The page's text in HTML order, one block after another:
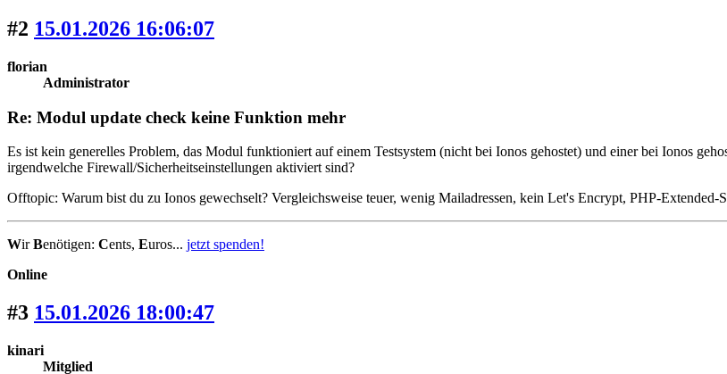
#2 15.01.2026 16:06:07
florian
Administrator
Re: Modul update check keine Funktion mehr
Es ist kein generelles Problem, das Modul funktioniert auf einem Testsystem (nicht bei Ionos gehostet) und einer bei Ionos
irgendwelche Firewall/Sicherheitseinstellungen aktiviert sind?
Offtopic: Warum bist du zu Ionos gewechselt? Vergleichsweise teuer, wenig Mailadressen, kein Let's Encrypt, PHP-Extended-
WirBenötigen: Cents, Euros... jetzt spenden!
Online
#3 15.01.2026 18:00:47
kinari
Mitglied